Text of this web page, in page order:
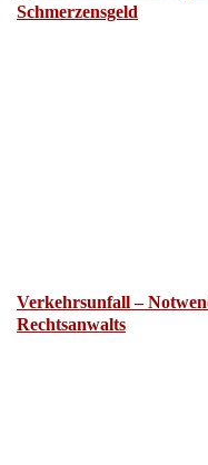
Schmerzensgeld
Verkehrsunfall –
Rechtsanwalts